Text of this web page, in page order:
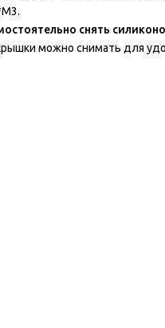
снять
можно снимать для